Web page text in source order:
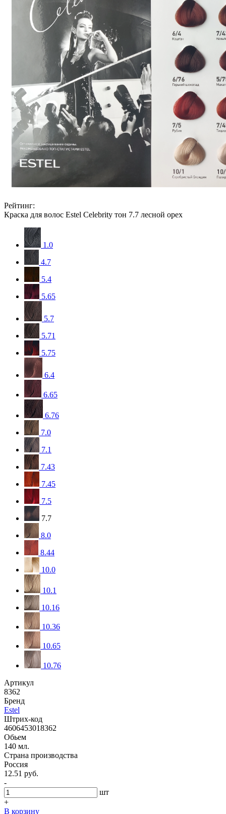
Рейтинг:
Краска для волос Estel Celebrity тон 7.7 лесной орех
1.0
4.7
5.4
5.65
5.7
5.71
5.75
6.4
6.65
6.76
7.0
7.1
7.43
7.45
7.5
7.7
8.0
8.44
10.0
10.1
10.16
10.36
10.65
10.76
Артикул
8362
Бренд
Estel
Штрих-код
4606453018362
Обьем
140 мл.
Страна производства
Россия
12.51 руб.
-
шт
+
В корзину